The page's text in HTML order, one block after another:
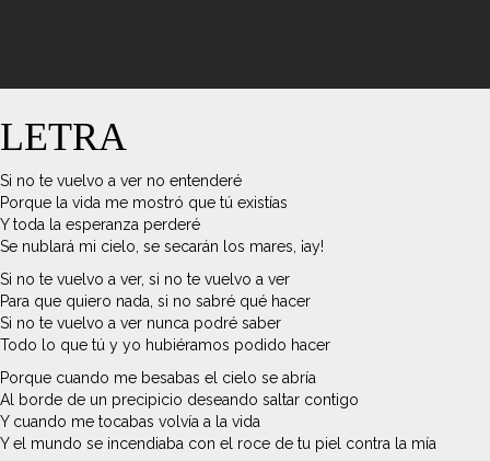
LETRA
Si no te vuelvo a ver no entenderé
Porque la vida me mostró que tú existías
Y toda la esperanza perderé
Se nublará mi cielo, se secarán los mares, ¡ay!
Si no te vuelvo a ver, si no te vuelvo a ver
Para que quiero nada, si no sabré qué hacer
Si no te vuelvo a ver nunca podré saber
Todo lo que tú y yo hubiéramos podido hacer
Porque cuando me besabas el cielo se abría
Al borde de un precipicio deseando saltar contigo
Y cuando me tocabas volvía a la vida
Y el mundo se incendiaba con el roce de tu piel contra la mía